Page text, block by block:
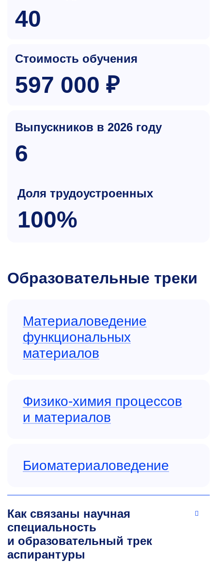
40
Стоимость обучения
597 000 ₽
Выпускников в 2026 году
6
Доля трудоустроенных
100%
Образовательные треки
Материаловедение
функциональных
материалов
Физико-химия процессов
и материалов
Биоматериаловедение
Как связаны научная
специальность
и образовательный трек
аспирантуры